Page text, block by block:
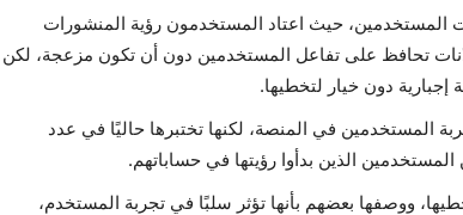
المستخدمين، حيث اعتاد المستخدمون رؤية المنشورات
تحافظ على تفاعل المستخدمين دون أن تكون مزعجة، لكن
إجبارية دون خيار لتخطيها.
المستخدمين في المنصة، لكنها تختبرها حاليًا في عدد
الذين بدأوا رؤيتها في حساباتهم.
ووصفها بعضهم بأنها تؤثر سلبًا في تجربة المستخدم،